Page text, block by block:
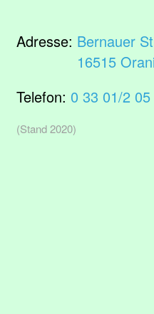
Adresse: Bernauer
16515
Telefon: 0 33 01/2
(Stand 2020)